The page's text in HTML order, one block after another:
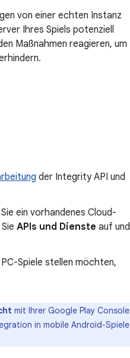
von einer echten Instanz
Ihres Spiels potenziell
Maßnahmen reagieren, um
der Integrity API und
ein vorhandenes Cloud-
APIs und Dienste auf und
Spiele stellen möchten,
mit Ihrer Google Play Console
in mobile Android-Spiele